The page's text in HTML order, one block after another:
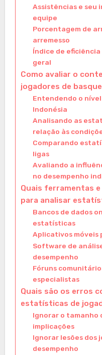
Assistências e seu
equipe
Porcentagem de
arremesso
Índice de
geral
Como avaliar o
jogadores de
Entendendo o
Indonésia
Analisando as
relação às
Comparando
ligas
Avaliando a
no desempenho
Quais ferramentas
para analisar
Bancos de dados
estatísticas
Aplicativos móveis
Software de
desempenho
Fóruns
especialistas
Quais são os erros
estatísticas de
Ignorar o tamanho
implicações
Ignorar lesões dos
desempenho